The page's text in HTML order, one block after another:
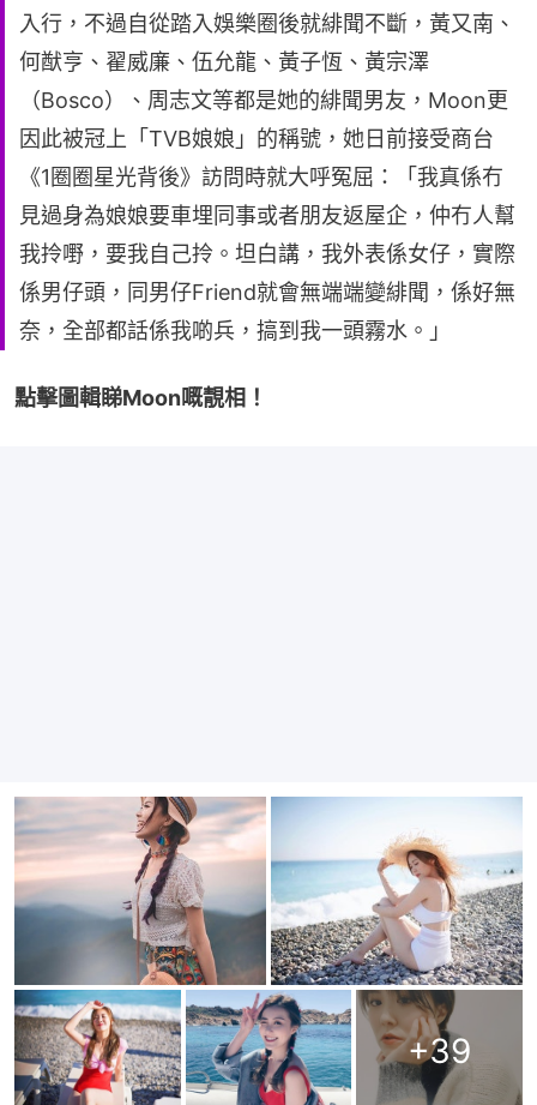
入行，不過自從踏入娛樂圈後就緋聞不斷，黃又南、
何猷亨、翟威廉、伍允龍、黃子恆、黃宗澤
（Bosco）、周志文等都是她的緋聞男友，Moon更
因此被冠上「TVB娘娘」的稱號，她日前接受商台
《1圈圈星光背後》訪問時就大呼冤屈：「我真係冇
見過身為娘娘要車埋同事或者朋友返屋企，仲冇人幫
我拎嘢，要我自己拎。坦白講，我外表係女仔，實際
係男仔頭，同男仔Friend就會無端端變緋聞，係好無
奈，全部都話係我啲兵，搞到我一頭霧水。」
點擊圖輯睇Moon嘅靚相！
+39